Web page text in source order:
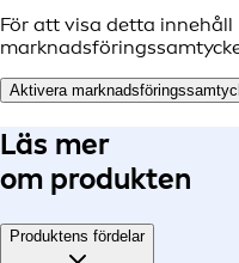
För att visa detta
Aktivera
Läs mer
om produkten
Produktens fördelar